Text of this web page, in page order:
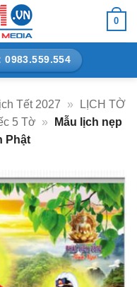
0
Tết 2027 »
LỊCH TỜ
5 Tờ »
Mẫu lịch nẹp
Phật